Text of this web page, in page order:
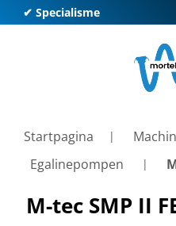
✔ Specialisme
Startpagina
Egalinepompen
M-tec SMP II